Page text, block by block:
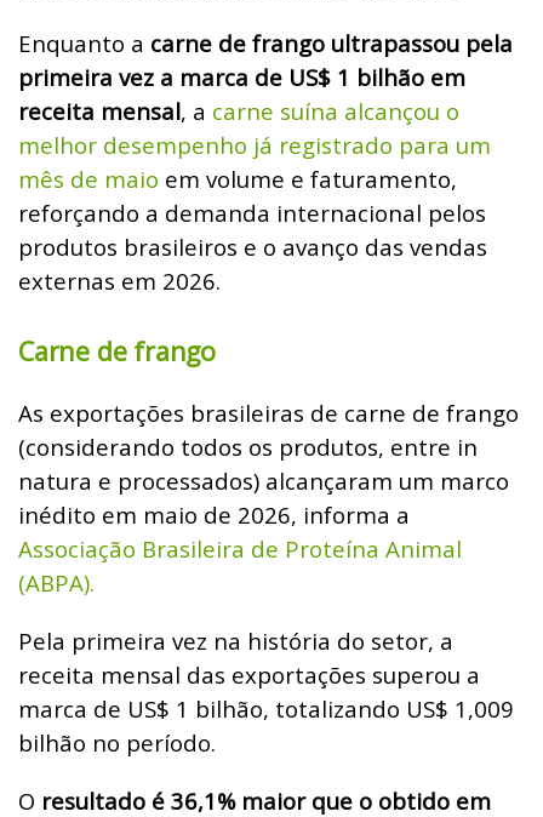
Enquanto a carne de frango ultrapassou pela
primeira vez a marca de US$ 1 bilhão em
receita mensal, a carne suína alcançou o
melhor desempenho já registrado para um
mês de maio em volume e faturamento,
reforçando a demanda internacional pelos
produtos brasileiros e o avanço das vendas
externas em 2026.
Carne de frango
As exportações brasileiras de carne de frango
(considerando todos os produtos, entre in
natura e processados) alcançaram um marco
inédito em maio de 2026, informa a
Associação Brasileira de Proteína Animal
(ABPA).
Pela primeira vez na história do setor, a
receita mensal das exportações superou a
marca de US$ 1 bilhão, totalizando US$ 1,009
bilhão no período.
O resultado é 36,1% maior que o obtido em